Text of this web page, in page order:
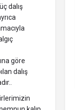
dalış
göre
dalış